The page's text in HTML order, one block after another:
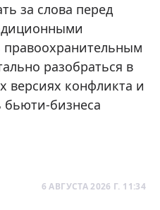
за слова перед
разобраться в
версиях конфликта и
бьюти-бизнеса
6 АВГУСТА 2026 Г. 11:34